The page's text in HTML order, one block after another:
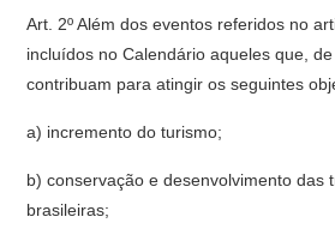
Art. 2º Além dos eventos referidos no
incluídos no Calendário aqueles que,
contribuam para atingir os seguintes
a) incremento do turismo;
b) conservação e desenvolvimento das
brasileiras;